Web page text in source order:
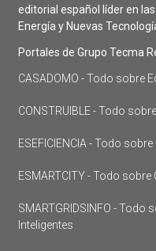
editorial español líder en
Energía y Nuevas
Portales de Grupo Tecma
CASADOMO - Todo sobre
CONSTRUIBLE - Todo
ESEFICIENCIA - Todo
ESMARTCITY - Todo sobre
SMARTGRIDSINFO - Todo
Inteligentes